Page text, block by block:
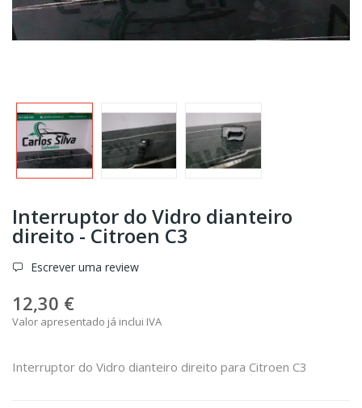
Interruptor do Vidro dianteiro
direito - Citroen C3
Escrever uma review
12,30 €
Valor apresentado já inclui IVA
Interruptor do Vidro dianteiro direito para Citroen C3